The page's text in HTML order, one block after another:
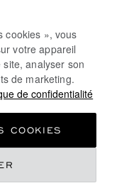
cookies », vous
votre appareil
analyser son
de marketing.
de confidentialité
COOKIES